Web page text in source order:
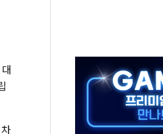
추행·스토킹 혐의 70대…경찰 불구속 입건